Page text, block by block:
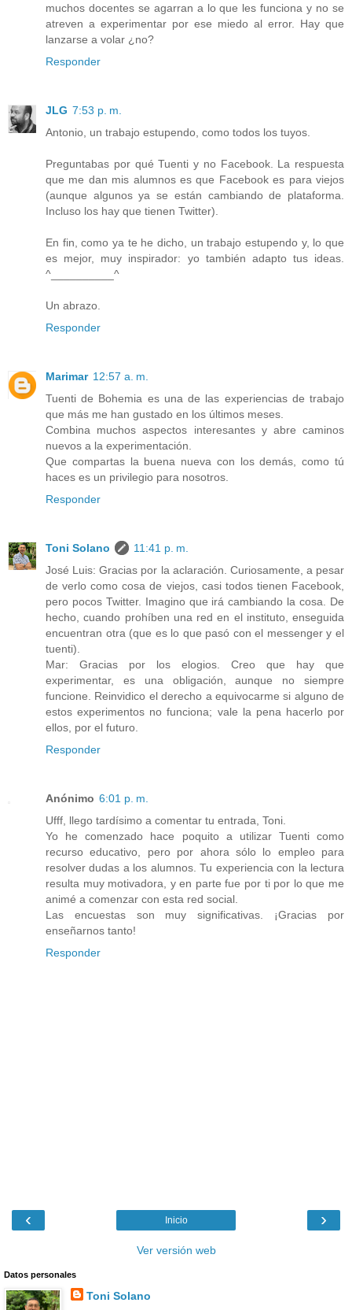
muchos docentes se agarran a lo que les funciona y no se
atreven a experimentar por ese miedo al error. Hay que
lanzarse a volar ¿no?
Responder
JLG 7:53 p. m.
Antonio, un trabajo estupendo, como todos los tuyos.
Preguntabas por qué Tuenti y no Facebook. La respuesta
que me dan mis alumnos es que Facebook es para viejos
(aunque algunos ya se están cambiando de plataforma.
Incluso los hay que tienen Twitter).
En fin, como ya te he dicho, un trabajo estupendo y, lo que
es mejor, muy inspirador: yo también adapto tus ideas.
^__________^
Un abrazo.
Responder
Marimar 12:57 a. m.
Tuenti de Bohemia es una de las experiencias de trabajo
que más me han gustado en los últimos meses.
Combina muchos aspectos interesantes y abre caminos
nuevos a la experimentación.
Que compartas la buena nueva con los demás, como tú
haces es un privilegio para nosotros.
Responder
Toni Solano
11:41 p. m.
José Luis: Gracias por la aclaración. Curiosamente, a pesar
de verlo como cosa de viejos, casi todos tienen Facebook,
pero pocos Twitter. Imagino que irá cambiando la cosa. De
hecho, cuando prohíben una red en el instituto, enseguida
encuentran otra (que es lo que pasó con el messenger y el
tuenti).
Mar: Gracias por los elogios. Creo que hay que
experimentar, es una obligación, aunque no siempre
funcione. Reinvidico el derecho a equivocarme si alguno de
estos experimentos no funciona; vale la pena hacerlo por
ellos, por el futuro.
Responder
Anónimo 6:01 p. m.
Ufff, llego tardísimo a comentar tu entrada, Toni.
Yo he comenzado hace poquito a utilizar Tuenti como
recurso educativo, pero por ahora sólo lo empleo para
resolver dudas a los alumnos. Tu experiencia con la lectura
resulta muy motivadora, y en parte fue por ti por lo que me
animé a comenzar con esta red social.
Las encuestas son muy significativas. ¡Gracias por
enseñarnos tanto!
Responder
‹ ›
Inicio
Ver versión web
Datos personales
Toni Solano